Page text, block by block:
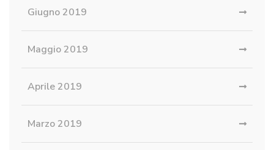
Giugno 2019
Maggio 2019
Aprile 2019
Marzo 2019